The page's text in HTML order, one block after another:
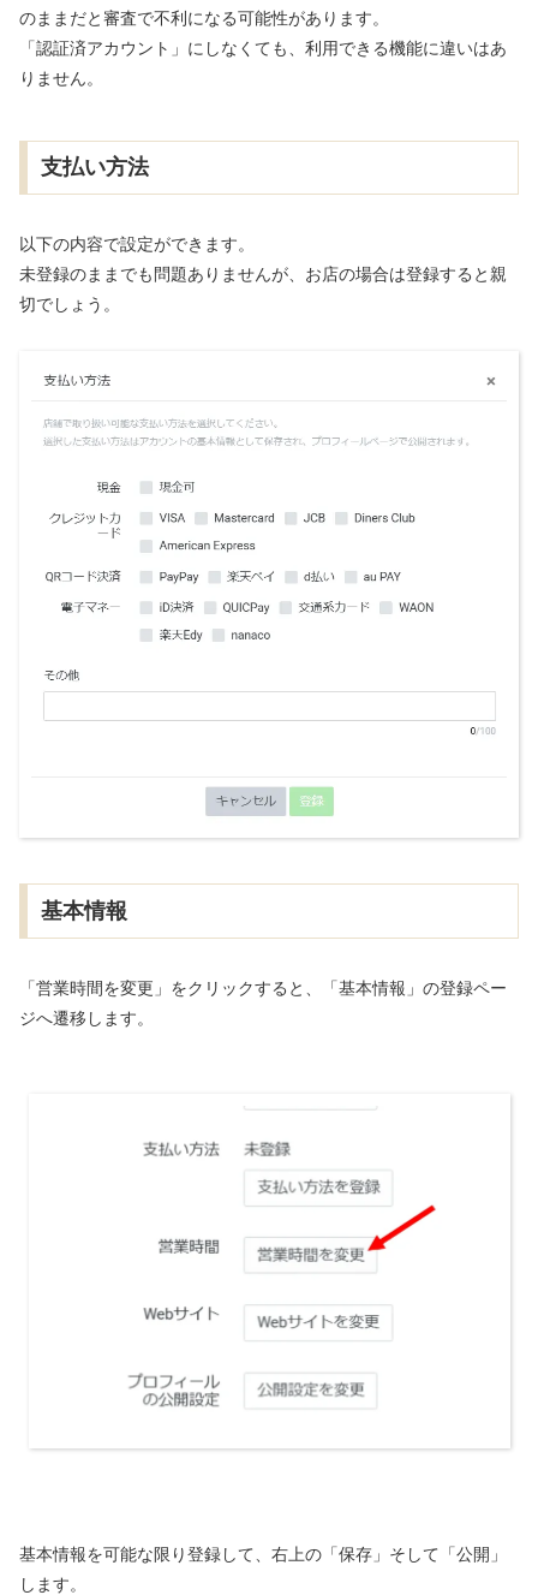
のままだと審査で不利になる可能性があります。
「認証済アカウント」にしなくても、利用できる機能に違いはあ
りません。
支払い方法
以下の内容で設定ができます。
未登録のままでも問題ありませんが、お店の場合は登録すると親
切でしょう。
基本情報
「営業時間を変更」をクリックすると、「基本情報」の登録ペー
ジへ遷移します。
基本情報を可能な限り登録して、右上の「保存」そして「公開」
します。